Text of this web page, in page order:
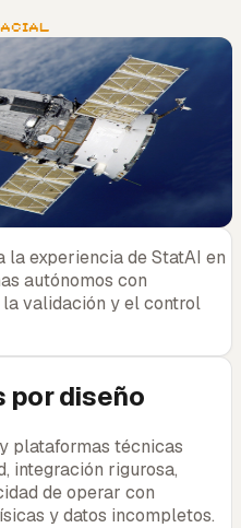
y arquitectura de sistema
o demostrador
o análisis de datos
tecnológica y despliegue
experiencia de StatAI en
autónomos con
validación y el control
por diseño
plataformas técnicas
integración rigurosa,
de operar con
y datos incompletos.